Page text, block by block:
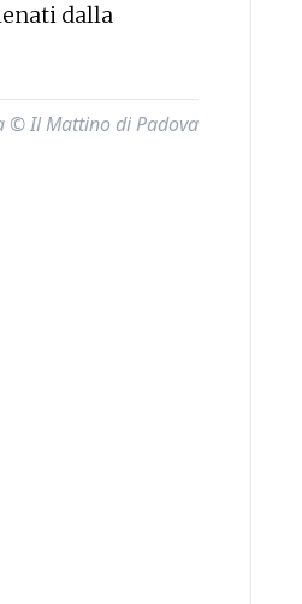
dalla
© Il Mattino di Padova